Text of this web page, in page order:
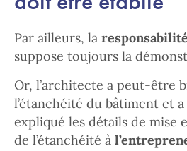
Par ailleurs, la responsabilité
suppose toujours la
Or, l’architecte a peut-être
l’étanchéité du bâtiment et
expliqué les détails de mise
de l’étanchéité à